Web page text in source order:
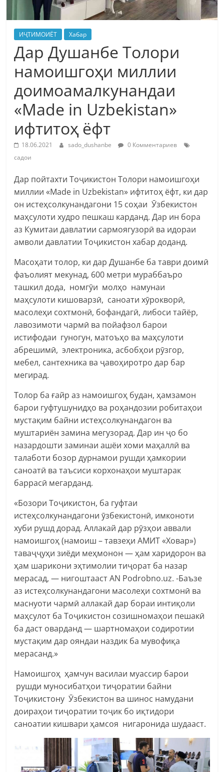
ИҶТИМОИЁТ Хабар
Дар Душанбе Толори
намоишгоҳи миллии
доимоамалкунандаи
«Made in Uzbekistan»
ифтитоҳ ёфт
18.06.2021 sado_dushanbe
0 Комментариев
садои
Дар пойтахти Тоҷикистон Толори намоишгоҳи
миллии «Made in Uzbekistan» ифтитоҳ ёфт, ки дар
он истеҳсолкунандагони 15 соҳаи Ӯзбекистон
маҳсулоти худро пешкаш карданд. Дар ин бора
аз Кумитаи давлатии сармоягузорӣ ва идораи
амволи давлатии Тоҷикистон хабар доданд.
Масоҳати толор, ки дар Душанбе ба таври доимӣ
фаъолият мекунад, 600 метри мураббаъро
ташкил дода, номгӯи молҳо намунаи
маҳсулоти кишоварзӣ, саноати хӯрокворӣ,
масолеҳи сохтмонӣ, бофандагӣ, либоси тайёр,
лавозимоти чармӣ ва пойафзол барои
истифодаи гуногун, матоъҳо ва маҳсулоти
абрешимӣ, электроника, асбобҳои рӯзгор,
мебел, сантехника ва ҷавоҳиротро дар бар
мегирад.
Толор ба ғайр аз намоишгоҳ будан, ҳамзамон
барои гуфтушунидҳо ва роҳандозии робитаҳои
мустақим байни истеҳсолкунандагон ва
муштариён замина мегузорад. Дар ин ҷо бо
назардошти заминаи ашёи хоми маҳаллӣ ва
талаботи бозор дурнамои рушди ҳамкории
саноатӣ ва таъсиси корхонаҳои муштарак
баррасӣ мегарданд.
«Бозори Тоҷикистон, ба гуфтаи
истеҳсолкунандагони ӯзбекистонӣ, имконоти
хуби рушд дорад. Аллакай дар рӯзҳои аввали
намоишгоҳ (намоиш – тавзеҳи АМИТ «Ховар»)
таваҷҷуҳи зиёди меҳмонон — ҳам харидорон ва
ҳам шарикони эҳтимолии тиҷорат ба назар
мерасад, — нигоштааст AN Podrobno.uz. -Баъзе
аз истеҳсолкунандагони масолеҳи сохтмонӣ ва
маснуоти чармӣ аллакай дар бораи интиқоли
маҳсулот ба Тоҷикистон созишномаҳои пешакӣ
ба даст оварданд — шартномаҳои содиротии
мустақим дар ояндаи наздик ба мувофиқа
мерасанд.»
Намоишгоҳ ҳамчун василаи муассир барои
рушди муносибатҳои тиҷоратии байни
Тоҷикистону Ӯзбекистон ва шинос намудани
доираҳои тиҷоратии тоҷик бо иқтидори
саноатии кишвари ҳамсоя нигаронида шудааст.